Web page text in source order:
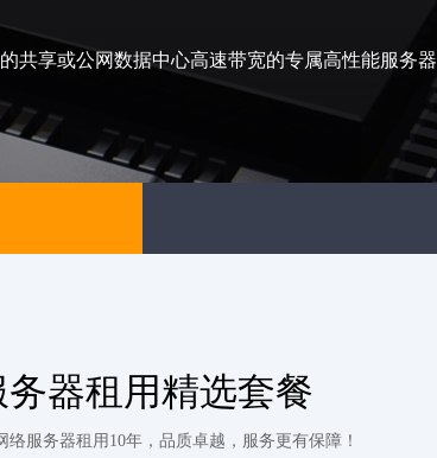
共享或公网数据中心高速带宽的专属高性能服务器
务器租用精选套餐
络服务器租用10年，品质卓越，服务更有保障！